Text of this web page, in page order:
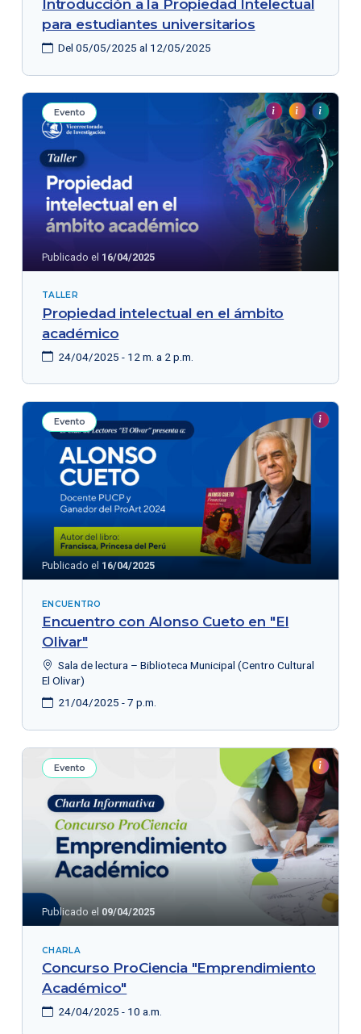
Introducción a la Propiedad Intelectual
para estudiantes universitarios
Del 05/05/2025 al 12/05/2025
Evento
Publicado el 16/04/2025
TALLER
Propiedad intelectual en el ámbito
académico
24/04/2025 - 12 m. a 2 p.m.
Evento
Publicado el 16/04/2025
ENCUENTRO
Encuentro con Alonso Cueto en "El
Olivar"
Sala de lectura – Biblioteca Municipal (Centro Cultural
El Olivar)
21/04/2025 - 7 p.m.
Evento
Publicado el 09/04/2025
CHARLA
Concurso ProCiencia "Emprendimiento
Académico"
24/04/2025 - 10 a.m.